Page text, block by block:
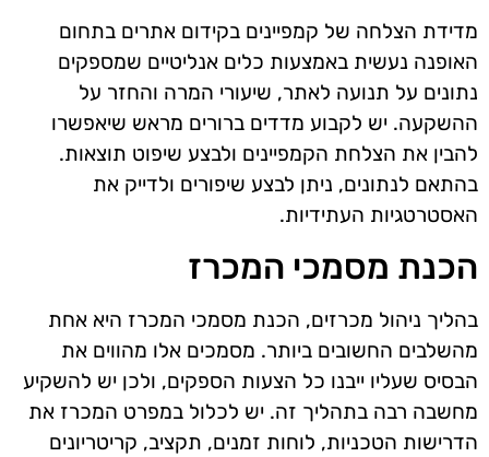
מדידת הצלחה של קמפיינים בקידום אתרים בתחום
האופנה נעשית באמצעות כלים אנליטיים שמספקים
נתונים על תנועה לאתר, שיעורי המרה והחזר על
ההשקעה. יש לקבוע מדדים ברורים מראש שיאפשרו
להבין את הצלחת הקמפיינים ולבצע שיפוט תוצאות.
בהתאם לנתונים, ניתן לבצע שיפורים ולדייק את
האסטרטגיות העתידיות.
הכנת מסמכי המכרז
בהליך ניהול מכרזים, הכנת מסמכי המכרז היא אחת
מהשלבים החשובים ביותר. מסמכים אלו מהווים את
הבסיס שעליו ייבנו כל הצעות הספקים, ולכן יש להשקיע
מחשבה רבה בתהליך זה. יש לכלול במפרט המכרז את
הדרישות הטכניות, לוחות זמנים, תקציב, קריטריונים